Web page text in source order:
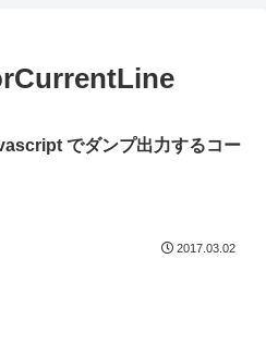
でダンプ出力するコー
2017.03.02